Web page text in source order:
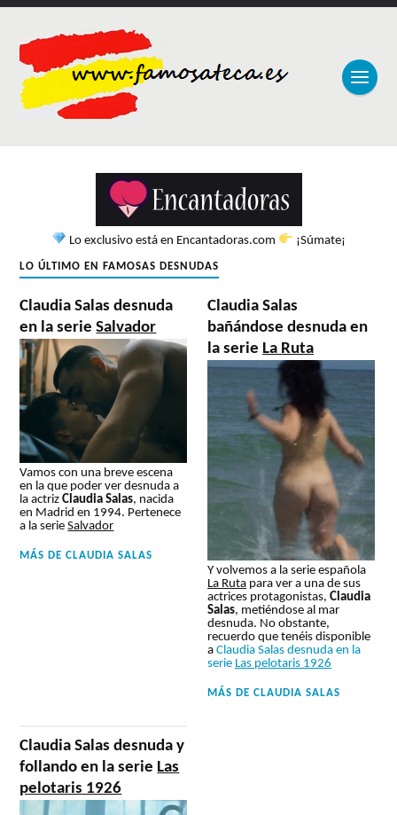
Lo exclusivo está en Encantadoras.com ¡Súmate¡
LO ÚLTIMO EN FAMOSAS DESNUDAS
Claudia Salas desnuda
en la serieSalvador
Vamos con una breve escena
en la que poder ver desnuda a
la actrizClaudia Salas, nacida
en Madrid en 1994. Pertenece
a la serieSalvador
MÁS DECLAUDIA SALAS
Claudia Salas
bañándose desnuda en
la serie La Ruta
Y volvemos a la serie española
La Ruta para ver a una de sus
actrices protagonistas,Claudia
Salas, metiéndose al mar
desnuda. No obstante,
recuerdo que tenéis disponible
aClaudia Salas desnuda en la
serie Las pelotaris 1926
MÁS DECLAUDIA SALAS
Claudia Salas desnuda y
follando en la serie Las
pelotaris 1926